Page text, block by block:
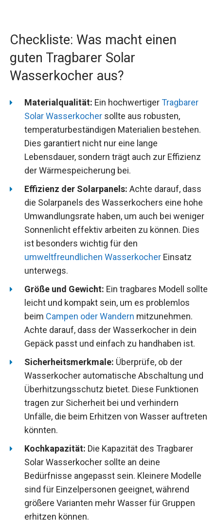
Checkliste: Was macht einen
guten Tragbarer Solar
Wasserkocher aus?
Materialqualität: Ein hochwertigerTragbarer
Solar Wasserkocher sollte aus robusten,
temperaturbeständigen Materialien bestehen.
Dies garantiert nicht nur eine lange
Lebensdauer, sondern trägt auch zur Effizienz
der Wärmespeicherung bei.
Effizienz der Solarpanels: Achte darauf, dass
die Solarpanels des Wasserkochers eine hohe
Umwandlungsrate haben, um auch bei weniger
Sonnenlicht effektiv arbeiten zu können. Dies
ist besonders wichtig für den
umweltfreundlichen Wasserkocher Einsatz
unterwegs.
Größe und Gewicht: Ein tragbares Modell sollte
leicht und kompakt sein, um es problemlos
beim Campen oder Wandern mitzunehmen.
Achte darauf, dass der Wasserkocher in dein
Gepäck passt und einfach zu handhaben ist.
Sicherheitsmerkmale: Überprüfe, ob der
Wasserkocher automatische Abschaltung und
Überhitzungsschutz bietet. Diese Funktionen
tragen zur Sicherheit bei und verhindern
Unfälle, die beim Erhitzen von Wasser auftreten
könnten.
Kochkapazität: Die Kapazität des Tragbarer
Solar Wasserkocher sollte an deine
Bedürfnisse angepasst sein. Kleinere Modelle
sind für Einzelpersonen geeignet, während
größere Varianten mehr Wasser für Gruppen
erhitzen können.